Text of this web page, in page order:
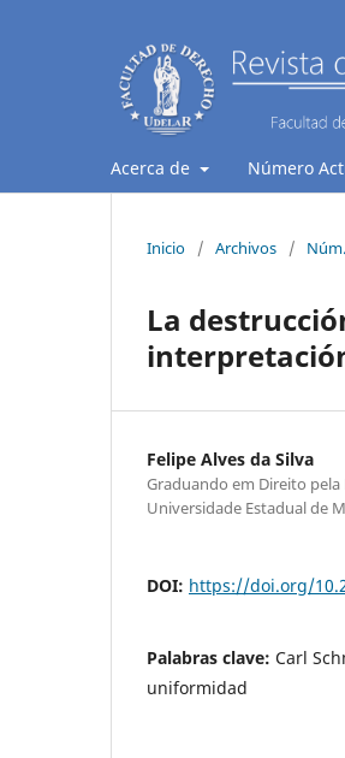
Acerca de Número
Inicio / Archivos /
La
Felipe Alves da Silva
Graduando em Direito pela
Universidade Estadual de
DOI: https://doi.org/
Palabras clave: Carl
uniformidad